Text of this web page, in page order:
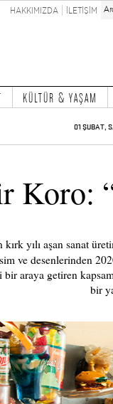
HAKKIMIZDA İLETİŞİM
KÜLTÜR & YAŞAM
01 ŞUBAT,
Koro:
kırk yılı aşan sanat
ve desenlerinden
araya getiren
bir